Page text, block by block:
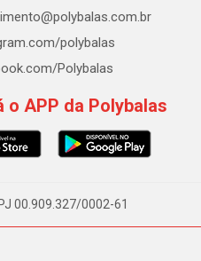
polybalas
Polybalas
o APP da Polybalas
00.909.327/0002-61